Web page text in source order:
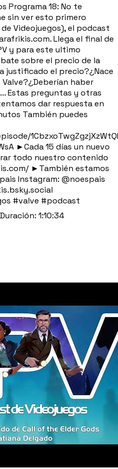
Programa 18: No te
sin ver esto primero
Videojuegos), el podcast
Llega el final de
y para este ultimo
sobre el precio de la
justificado el precio?¿Nace
haber
Estas preguntas y otras
dar respuesta en
También puedes
►Cada 15 días un nuevo
todo nuestro contenido
►También estamos
Instagram: @noespais
#valve #podcast
Duración: 1:10:34